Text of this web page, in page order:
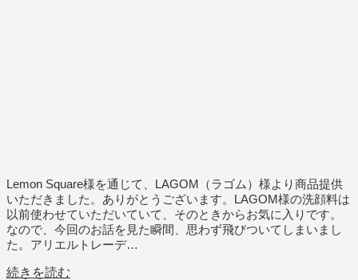
Lemon Square様を通じて、LAGOM（ラゴム）様より商品提供
いただきました。ありがとうございます。LAGOM様の洗顔料は
以前使わせていただいていて、そのときからお気に入りです。
なので、今回のお話を見た瞬間、思わず飛びついてしまいまし
た。アリエルトレーデ…
続きを読む